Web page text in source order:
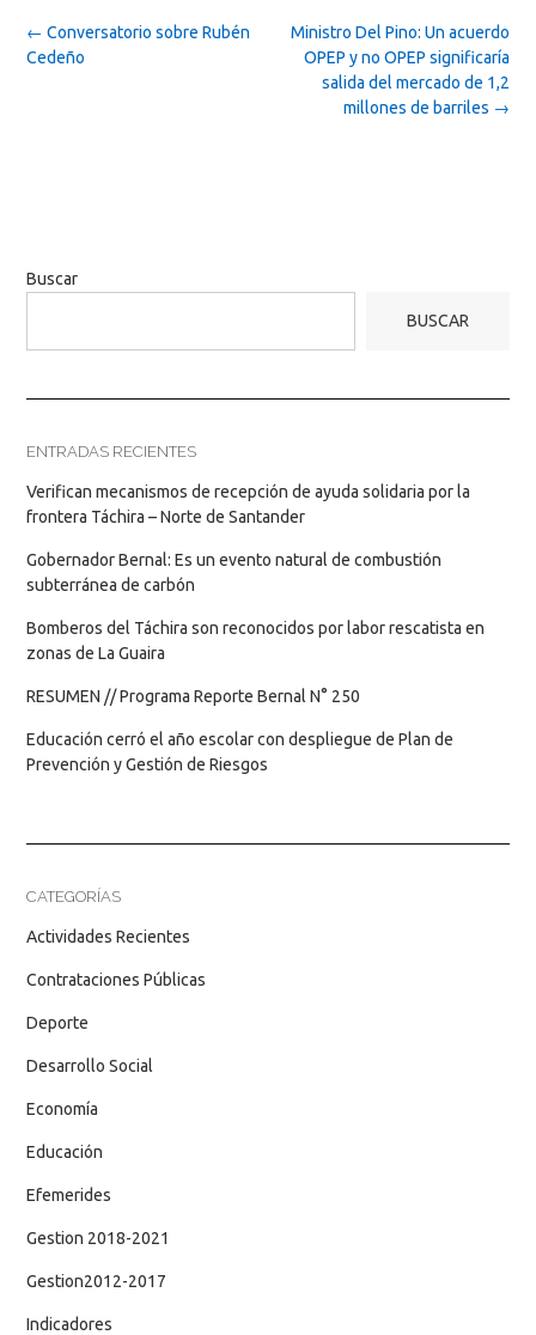
Post
navigation
Ministro Del Pino: Un acuerdo
OPEP y no OPEP significaría
salida del mercado de 1,2
millones de barriles →
← Conversatorio sobre Rubén
Cedeño
Buscar
BUSCAR
ENTRADAS RECIENTES
Verifican mecanismos de recepción de ayuda solidaria por la
frontera Táchira – Norte de Santander
Gobernador Bernal: Es un evento natural de combustión
subterránea de carbón
Bomberos del Táchira son reconocidos por labor rescatista en
zonas de La Guaira
RESUMEN // Programa Reporte Bernal N° 250
Educación cerró el año escolar con despliegue de Plan de
Prevención y Gestión de Riesgos
CATEGORÍAS
Actividades Recientes
Contrataciones Públicas
Deporte
Desarrollo Social
Economía
Educación
Efemerides
Gestion 2018-2021
Gestion2012-2017
Indicadores